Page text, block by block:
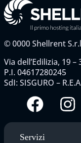
©0000Shellrent
Via dell’Edilizia, 19 –
P.I. 04617280245
SdI: SISGURO –
Servizi